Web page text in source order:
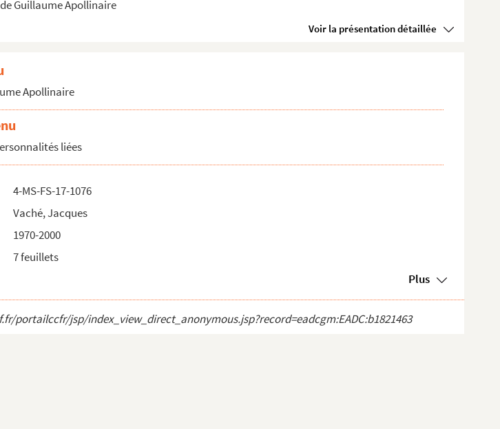
Guillaume Apollinaire
Voir la présentation détaillée
Apollinaire
liées
4-MS-FS-17-1076
Vaché, Jacques
1970-2000
7 feuillets
Plus
portailccfr/jsp/index_view_direct_anonymous.jsp?record=eadcgm:EADC:b1821463